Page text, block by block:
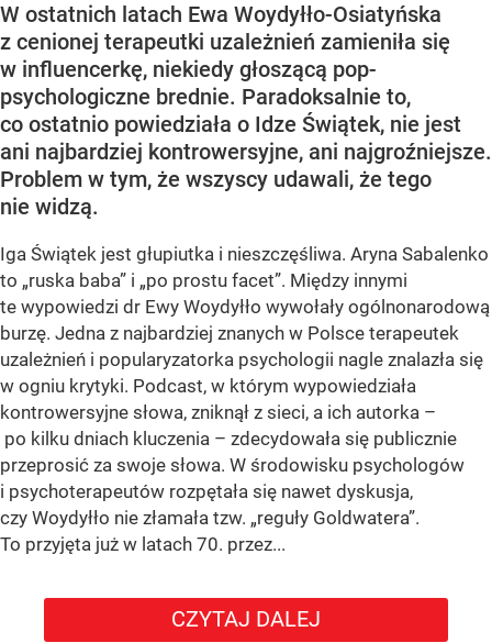
W ostatnich latach Ewa Woydyłło-Osiatyńska
z cenionej terapeutki uzależnień zamieniła się
w influencerkę, niekiedy głoszącą pop-
psychologiczne brednie. Paradoksalnie to,
co ostatnio powiedziała o Idze Świątek, nie jest
ani najbardziej kontrowersyjne, ani najgroźniejsze.
Problem w tym, że wszyscy udawali, że tego
nie widzą.
Iga Świątek jest głupiutka i nieszczęśliwa. Aryna Sabalenko
to „ruska baba” i „po prostu facet”. Między innymi
te wypowiedzi dr Ewy Woydyłło wywołały ogólnonarodową
burzę. Jedna z najbardziej znanych w Polsce terapeutek
uzależnień i popularyzatorka psychologii nagle znalazła się
w ogniu krytyki. Podcast, w którym wypowiedziała
kontrowersyjne słowa, zniknął z sieci, a ich autorka –
po kilku dniach kluczenia – zdecydowała się publicznie
przeprosić za swoje słowa. W środowisku psychologów
i psychoterapeutów rozpętała się nawet dyskusja,
czy Woydyłło nie złamała tzw. „reguły Goldwatera”.
To przyjęta już w latach 70. przez...
CZYTAJ DALEJ